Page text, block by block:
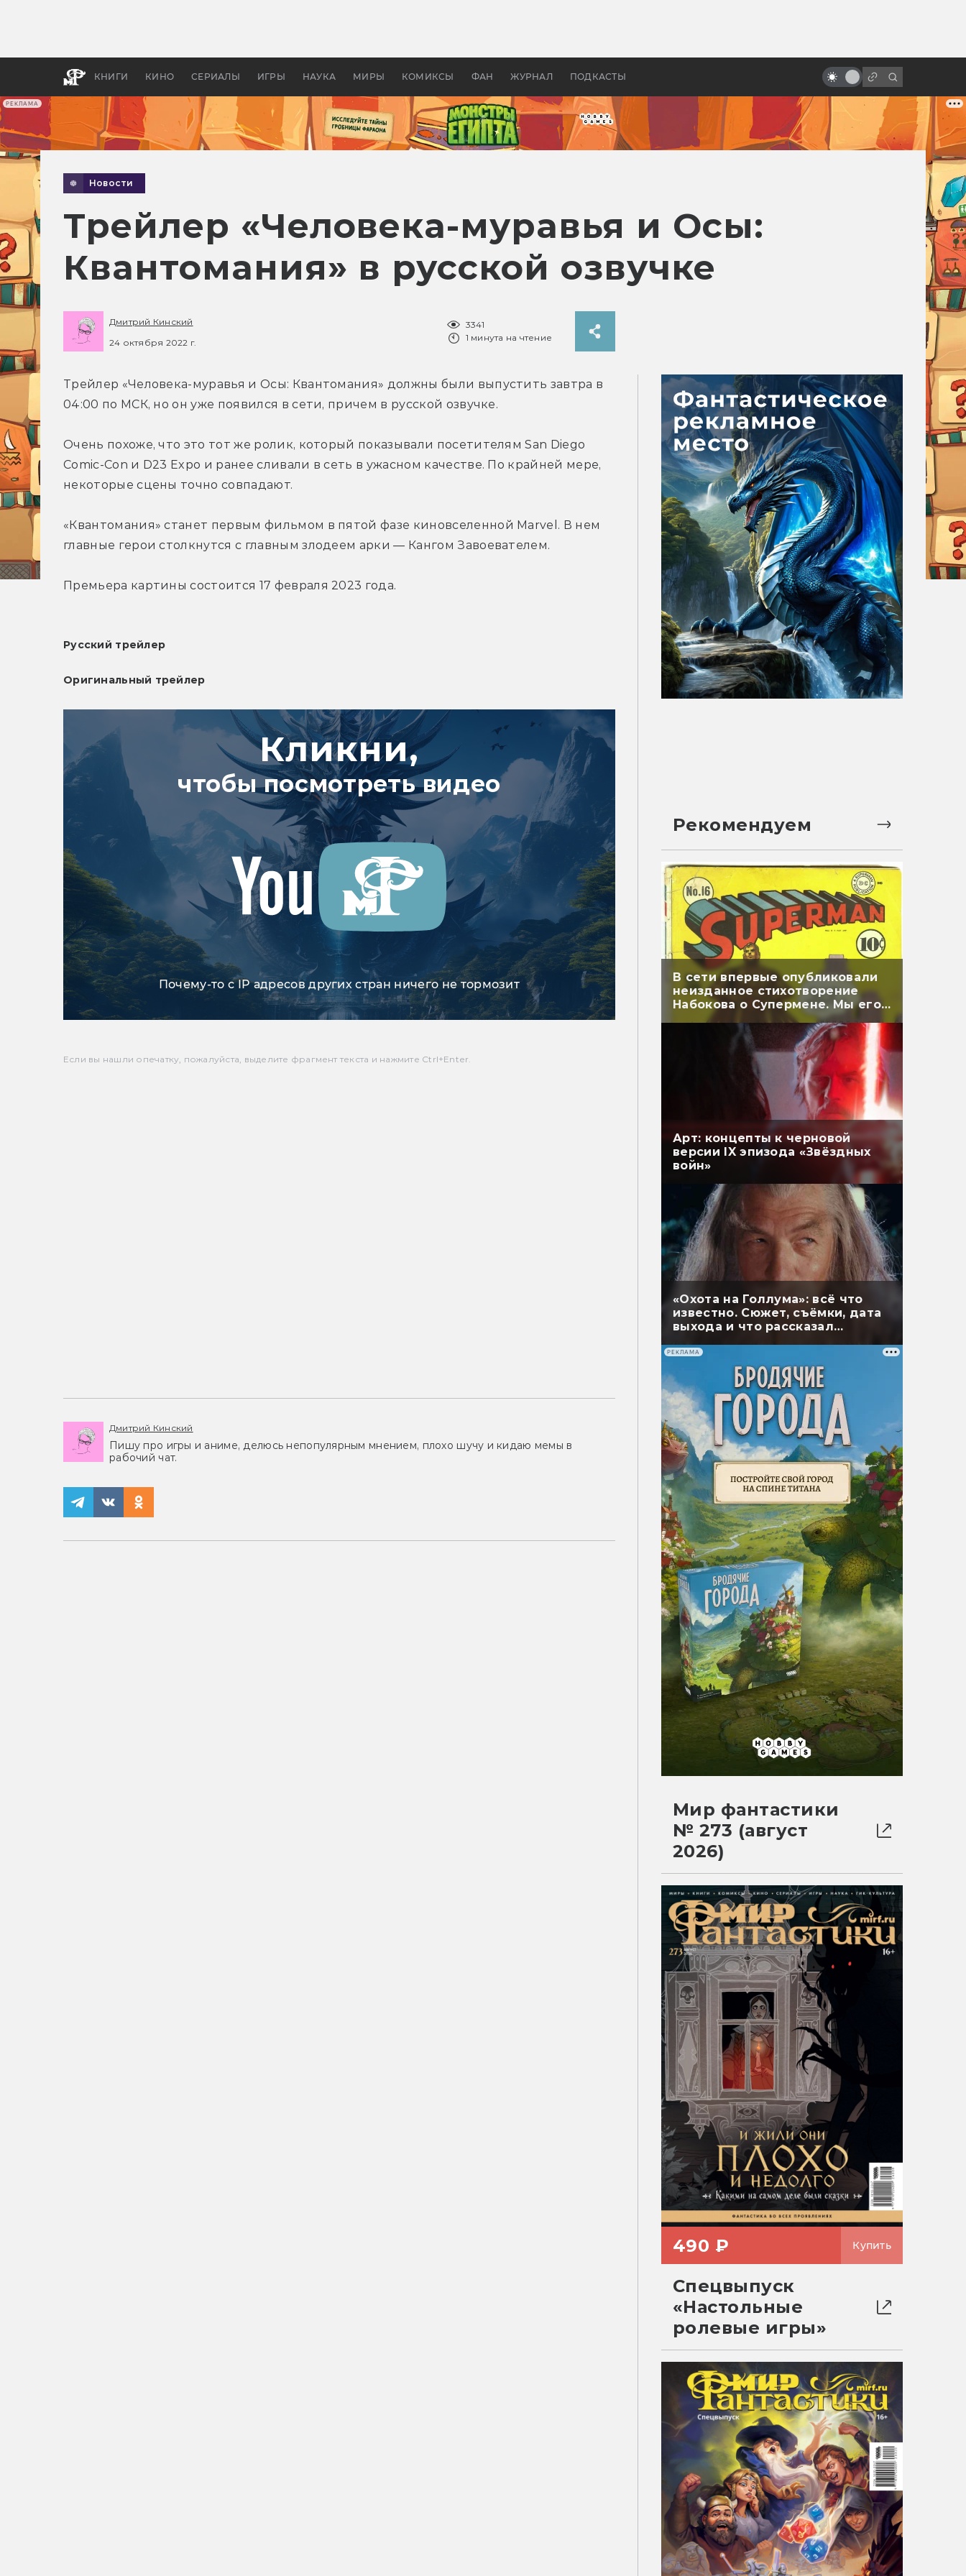
РЕКЛАМА
КНИГИ КИНО СЕРИАЛЫ ИГРЫ НАУКА МИРЫ КОМИКСЫ ФАН ЖУРНАЛ ПОДКАСТЫ
апокалипсис, в России —
бы «Властелина колец»
настоящим волшебством
Новости
Трейлер «Человека-муравья и Осы:
Квантомания» в русской озвучке
Дмитрий Кинский
24 октября 2022 г.
3341
1 минута на чтение
Трейлер «Человека-муравья и Осы: Квантомания» должны были выпустить завтра в
04:00 по МСК, но он уже появился в сети, причем в русской озвучке.
Очень похоже, что это тот же ролик, который показывали посетителям San Diego
Comic-Con и D23 Expo и ранее сливали в сеть в ужасном качестве. По крайней мере,
некоторые сцены точно совпадают.
«Квантомания» станет первым фильмом в пятой фазе киновселенной Marvel. В нем
главные герои столкнутся с главным злодеем арки — Кангом Завоевателем.
Премьера картины состоится 17 февраля 2023 года.
Русский трейлер
Оригинальный трейлер
Кликни,
чтобы посмотреть видео
Почему-то с IP адресов других стран ничего не тормозит
Если вы нашли опечатку, пожалуйста, выделите фрагмент текста и нажмите Ctrl+Enter.
Дмитрий Кинский
Пишу про игры и аниме, делюсь непопулярным мнением, плохо шучу и кидаю мемы в
рабочий чат.
Рекомендуем
В сети впервые опубликовали
неизданное стихотворение
Набокова о Супермене. Мы его
перевели
Арт: концепты к черновой
версии IX эпизода «Звёздных
войн»
«Охота на Голлума»: всё что
известно. Сюжет, съёмки, дата
выхода и что рассказал
РЕКЛАМА
Мир фантастики
№ 273 (август
2026)
490 ₽ Купить
Спецвыпуск
«Настольные
ролевые игры»